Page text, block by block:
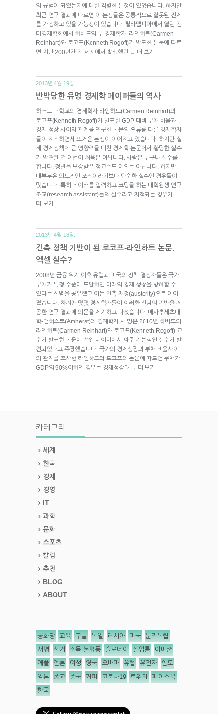
의 규범이 되었는지에 대한 격렬한 논쟁이 있었습니다. 하지만
최근 연구 결과에 따르면 이 논쟁들은 공통적으로 잘못된 전제
를 가정하고 있을 가능성이 있습니다. 필라델피아에서 열린 전
미경제학회에서 하버드의 두 경제학자, 라인하트(Carmen
Reinhart)와 로고프(Kenneth Rogoff)가 발표한 논문에 따르
면 지난 200년간 전 세계에서 발생했던 → 더 보기
2013년 4월 19일.
반박당한 유명 경제학 페이퍼들의 역사
하버드 대학교의 경제학자 라인하트(Carmen Reinhart)와
로고프(Kenneth Rogoff)가 발표한 GDP 대비 부채 비율과
경제 성장 사이의 관계를 연구한 논문의 오류를 다른 경제학자
들이 지적하면서 뜨거운 논쟁이 이어지고 있습니다. 하지만 실
제 경제정책에 큰 영향력을 미친 경제학 논문에서 황당한 실수
가 발견된 건 이번이 처음은 아닙니다. 사람은 누구나 실수를
합니다. 정년을 보장받은 정교수도 예외는 아닙니다. 하지만
대부분은 의도적인 조작이라기보다 단순한 실수인 경우들이
많습니다. 특히 데이터를 입력하고 코딩을 하는 대학원생 연구
조교(research assistant)들의 실수라고 지적되는 경우가 →
더 보기
2013년 4월 18일.
긴축 정책 기반이 된 로코프-라인하트 논문,
엑셀 실수?
2008년 금융 위기 이후 유럽과 미국의 정책 결정자들은 국가
부채가 특정 수준에 도달하면 미래의 경제 성장을 방해할 수
있다는 신념을 공유했고 이는 긴축 재정(austerity)으로 이어
졌습니다. 하지만 몇몇 경제학자들이 이러한 신념의 기반을 제
공한 연구 결과에 의문을 제기하고 나섰습니다. 매사추세츠대
학-앰허스트(Amherst)의 경제학자 세 명은 2010년 하버드의
라인하트(Carmen Reinhart)와 로고프(Kenneth Rogoff) 교
수가 발표한 논문에 쓰인 데이터에서 아주 기본적인 실수가 발
견되었다고 주장했습니다. 국가의 경제성장과 부채 비율사이
의 관계를 조사한 라인하트와 로고프의 논문에 따르면 부채가
GDP의 90%이하인 경우는 경제성장과 → 더 보기
카테고리
세계
한국
경제
경영
IT
과학
문화
스포츠
칼럼
추천
BLOG
ABOUT
공화당 교육 구글 독일 러시아 미국 분리독립
서평 선거 소득 불평등 슬로데이 실업률 아마존
애플 언론 여성 영국 오바마 유럽 유전자 인도
일본 종교 중국 커피 코로나19 트위터 페이스북
한국